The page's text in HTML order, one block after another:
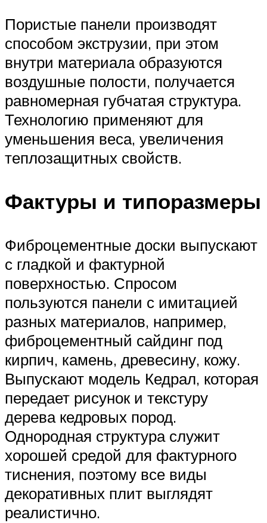
Пористые панели производят
способом экструзии, при этом
внутри материала образуются
воздушные полости, получается
равномерная губчатая структура.
Технологию применяют для
уменьшения веса, увеличения
теплозащитных свойств.
Фактуры и типоразмеры
Фиброцементные доски выпускают
с гладкой и фактурной
поверхностью. Спросом
пользуются панели с имитацией
разных материалов, например,
фиброцементный сайдинг под
кирпич, камень, древесину, кожу.
Выпускают модель Кедрал, которая
передает рисунок и текстуру
дерева кедровых пород.
Однородная структура служит
хорошей средой для фактурного
тиснения, поэтому все виды
декоративных плит выглядят
реалистично.